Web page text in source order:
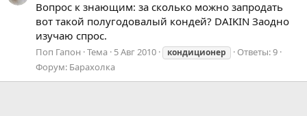
Вопрос к знающим: за сколько можно запродать
вот такой полугодовалый кондей? DAIKIN Заодно
изучаю спрос.
Поп Гапон Тема 5 Авг 2010 кондиционер
Ответы: 9
Форум: Барахолка